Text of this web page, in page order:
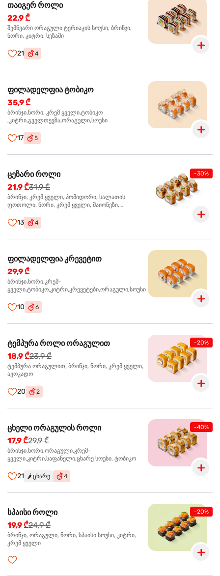
თაიგერ როლი
22,9 ₾
შემწვარი ორაგული ტერიაკის სოუსი, ბრინჯი,
ნორი, კიტრი, სეზამი
21 4
ფილადელფია ტობიკო
35,9 ₾
ბრინჯი,ნორი, კრემ ყველი,ტობიკო
,კიტრი,გველთევზა,ორაგული,სოუსი
17 5
-30%
ცეზარი როლი
21,9 ₾31,9 ₾
ბრინჯი, კრემ ყველი, პომიდორი, სალათის
ფოთოლი, ნორი, კრემ ყველი, მაიონეზი,
შებოლილი ქათმის ფილე
13 4
ფილადელფია კრევეტით
29,9 ₾
ბრინჯი,ნორი,კრემ-
ყველი,ტობიკო,კიტრი,კრევეტები,ორაგული,სოუსი
10 6
-20%
ტემპურა როლი ორაგულით
18,9 ₾23,9 ₾
ტემპურა ორაგულით, ბრინჯი, ნორი, კრემ ყველი,
ავოკადო
20 2
-40%
ცხელი ორაგულის როლი
17,9 ₾29,9 ₾
ბრინჯი,ნორი,ორაგული,კრემ-
ყველი,კიტრი,საფანელი,ცხარე სოუსი, ტობიკო
21 🌶️ ცხარე 4
-20%
სპაისი როლი
19,9 ₾24,9 ₾
ბრინჯი, ორაგული, ნორი, სპაისი სოუსი, კიტრი,
კრემ ყველი